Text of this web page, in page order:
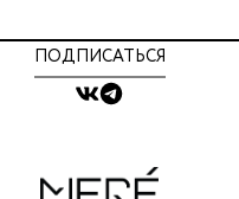
ПОДПИСАТЬСЯ